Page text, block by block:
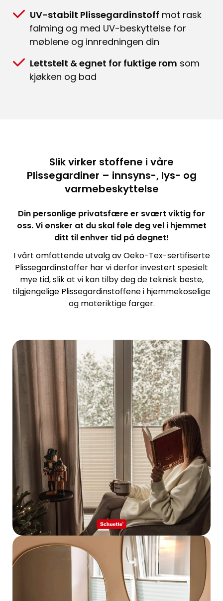
UV-stabilt Plissegardinstoff mot rask
falming og med UV-beskyttelse for
møblene og innredningen din
Lettstelt & egnet for fuktige rom som
kjøkken og bad
Slik virker stoffene i våre
Plissegardiner – innsyns-, lys- og
varmebeskyttelse
Din personlige privatsfære er svært viktig for
oss. Vi ønsker at du skal føle deg vel i hjemmet
ditt til enhver tid på døgnet!
I vårt omfattende utvalg av Oeko-Tex-sertifiserte
Plissegardinstoffer har vi derfor investert spesielt
mye tid, slik at vi kan tilby deg de teknisk beste,
tilgjengelige Plissegardinstoffene i hjemmekoselige
og moteriktige farger.